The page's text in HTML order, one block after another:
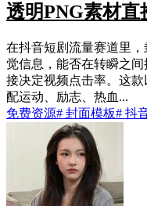
透明PNG素材直
在抖音短剧流量赛道里
觉信息，能否在转瞬之
接决定视频点击率。这
配运动、励志、热血...
免费资源# 封面模板# 抖